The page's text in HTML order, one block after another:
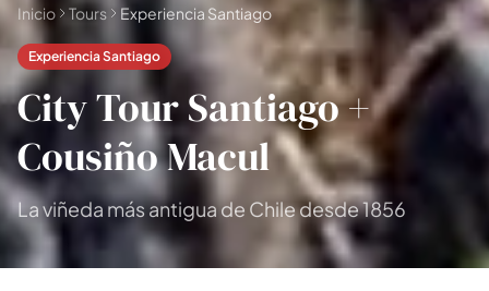
Inicio Tours Experiencia Santiago
Experiencia Santiago
City Tour Santiago +
Cousiño Macul
La viñeda más antigua de Chile desde 1856